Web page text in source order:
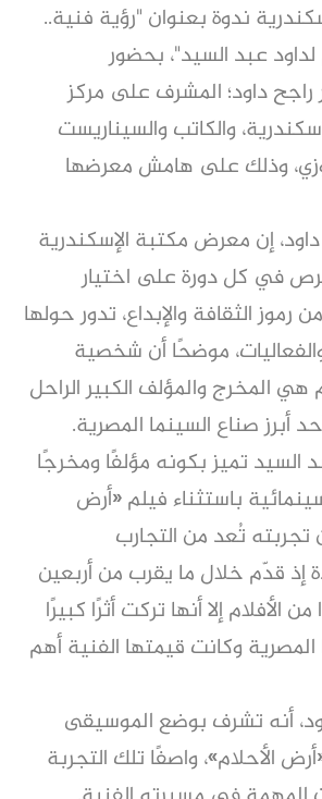
ندوة بعنوان "رؤية فنية..
عبد السيد"، بحضور
راجح داود؛ المشرف على مركز
والكاتب والسيناريست
وذلك على هامش معرضها
إن معرض مكتبة الإسكندرية
في كل دورة على اختيار
الثقافة والإبداع، تدور حولها
موضحًا أن شخصية
المخرج والمؤلف الكبير الراحل
أبرز صناع السينما المصرية.
السيد تميز بكونه مؤلفًا ومخرجًا
باستثناء فيلم «أرض
تجربته تُعد من التجارب
إذ قدّم خلال ما يقرب من أربعين
الأفلام إلا أنها تركت أثرًا كبيرًا
وكانت قيمتها الفنية أهم
أنه تشرف بوضع الموسيقى
الأحلام»، واصفًا تلك التجربة